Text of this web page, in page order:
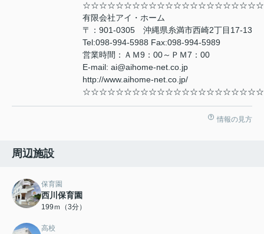
有限会社アイ・ホーム
〒：901-0305 沖縄県糸満市西崎2丁目17-13
Tel:098-994-5988 Fax:098-994-5989
営業時間：ＡＭ9：00～ＰＭ7：00
E-mail: ai@aihome-net.co.jp
http://www.aihome-net.co.jp/
情報の見方
周辺施設
保育園
西川保育園
199ｍ（3分）
高校